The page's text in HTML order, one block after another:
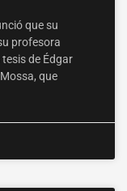
que su
profesora
de Édgar
que